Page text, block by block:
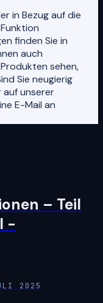
in Bezug auf die
finden Sie in
auch
sehen,
Sie neugierig
auf unserer
E-Mail an
– Teil
-
2025